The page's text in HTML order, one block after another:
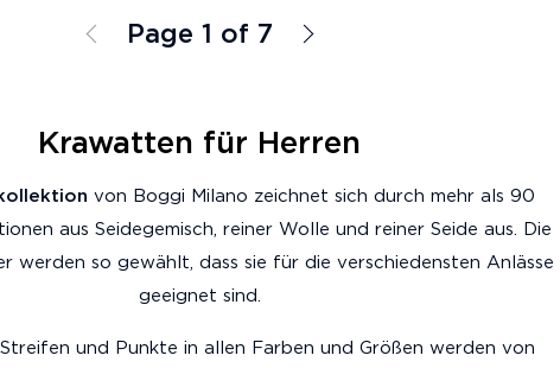
Page 1 of 7
Krawatten für Herren
von Boggi Milano zeichnet sich durch mehr als 90
aus Seidegemisch, reiner Wolle und reiner Seide aus. Die
werden so gewählt, dass sie für die verschiedensten Anlässe
geeignet sind.
Streifen und Punkte in allen Farben und Größen werden von